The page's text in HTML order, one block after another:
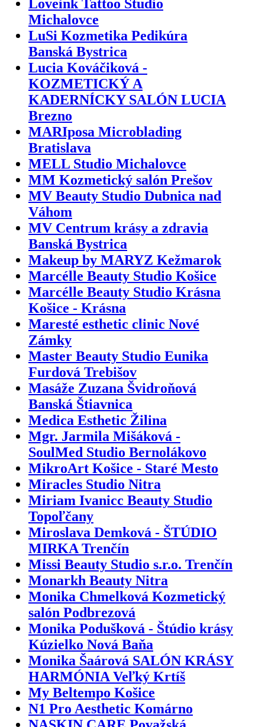
Loveink Tattoo Studio
Michalovce
LuSi Kozmetika Pedikúra
Banská Bystrica
Lucia Kováčiková -
KOZMETICKÝ A
KADERNÍCKY SALÓN LUCIA
Brezno
MARIposa Microblading
Bratislava
MELL Studio Michalovce
MM Kozmetický salón Prešov
MV Beauty Studio Dubnica nad
Váhom
MV Centrum krásy a zdravia
Banská Bystrica
Makeup by MARYZ Kežmarok
Marcélle Beauty Studio Košice
Marcélle Beauty Studio Krásna
Košice - Krásna
Maresté esthetic clinic Nové
Zámky
Master Beauty Studio Eunika
Furdová Trebišov
Masáže Zuzana Švidroňová
Banská Štiavnica
Medica Esthetic Žilina
Mgr. Jarmila Mišáková -
SoulMed Studio Bernolákovo
MikroArt Košice - Staré Mesto
Miracles Studio Nitra
Miriam Ivanicc Beauty Studio
Topoľčany
Miroslava Demková - ŠTÚDIO
MIRKA Trenčín
Missi Beauty Studio s.r.o. Trenčín
Monarkh Beauty Nitra
Monika Chmelková Kozmetický
salón Podbrezová
Monika Podušková - Štúdio krásy
Kúzielko Nová Baňa
Monika Šaárová SALÓN KRÁSY
HARMÓNIA Veľký Krtíš
My Beltempo Košice
N1 Pro Aesthetic Komárno